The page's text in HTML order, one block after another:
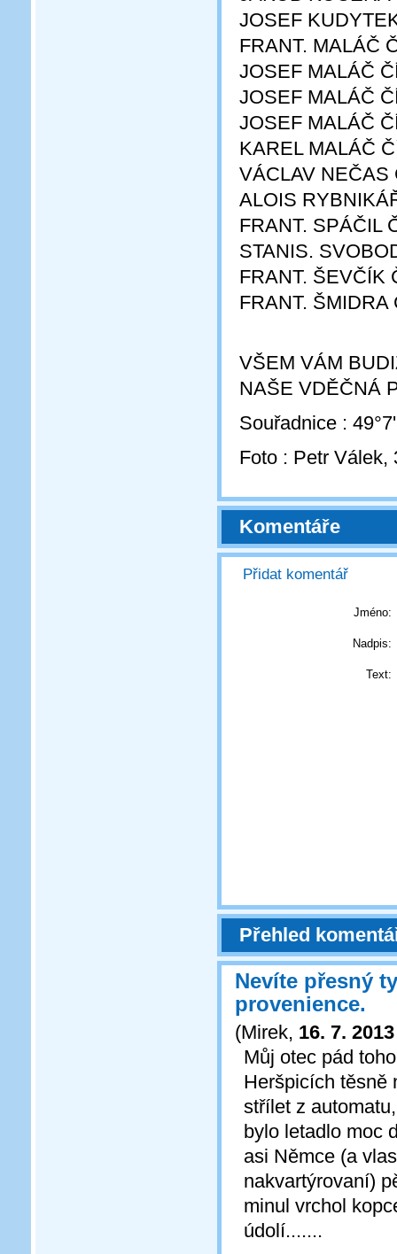
JOSEF
FRANT. MALÁČ
JOSEF MALÁČ
JOSEF MALÁČ
JOSEF MALÁČ
KAREL MALÁČ
VÁCLAV NEČAS
ALOIS
FRANT. SPÁČIL
STANIS.
FRANT. ŠEVČÍK
FRANT. ŠMIDRA
VŠEM VÁM
NAŠE VDĚČNÁ
Souřadnice :
Foto : Petr Válek,
Komentáře
Přidat komentář
Jméno:
Nadpis:
Text:
Přehled
Nevíte přesný
provenience.
(Mirek, 16. 7. 2013
Můj otec pád
Heršpicích těsně
střílet z
bylo letadlo moc
asi Němce (a
nakvartýrovaní)
minul vrchol
údolí.......